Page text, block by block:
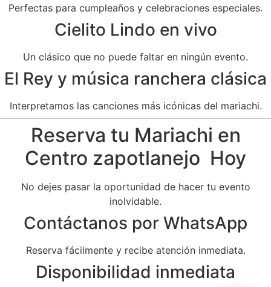
Perfectas para cumpleaños y celebraciones especiales.
Cielito Lindo en vivo
Un clásico que no puede faltar en ningún evento.
El Rey y música ranchera clásica
Interpretamos las canciones más icónicas del mariachi.
Reserva tu Mariachi en
Centro zapotlanejo Hoy
No dejes pasar la oportunidad de hacer tu evento
inolvidable.
Contáctanos por WhatsApp
Reserva fácilmente y recibe atención inmediata.
Disponibilidad inmediata